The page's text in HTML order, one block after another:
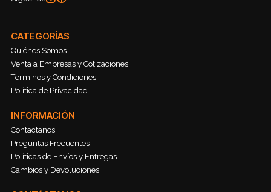
CATEGORÍAS
Quiénes Somos
Venta a Empresas y Cotizaciones
Terminos y Condiciones
Política de Privacidad
INFORMACIÓN
Contactanos
Preguntas Frecuentes
Políticas de Envíos y Entregas
Cambios y Devoluciones